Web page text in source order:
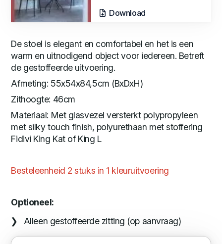
Download
De stoel is elegant en comfortabel en het is een
warm en uitnodigend object voor iedereen. Betreft
de gestoffeerde uitvoering.
Afmeting: 55x54x84,5cm (BxDxH)
Zithoogte: 46cm
Materiaal: Met glasvezel versterkt polypropyleen
met silky touch finish, polyurethaan met stoffering
Fidivi King Kat of King L
Besteleenheid 2 stuks in 1 kleuruitvoering
Optioneel:
Alleen gestoffeerde zitting (op aanvraag)